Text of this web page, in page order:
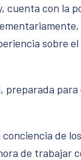
cuenta con la
sobre
para
de
de trabajar